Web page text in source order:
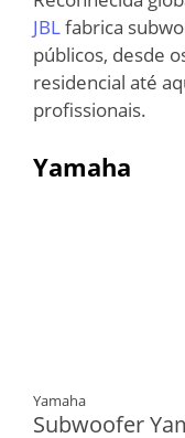
JBLfabrica
públicos, desde
residencial até
profissionais.
Yamaha
Yamaha
Subwoofer